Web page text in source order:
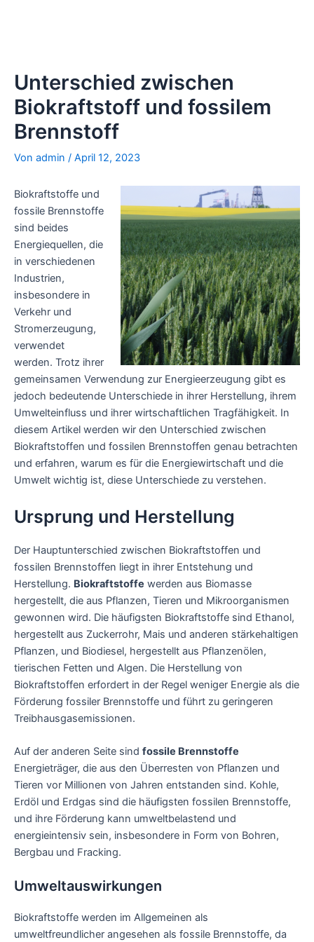
Unterschied zwischen
Biokraftstoff und fossilem
Brennstoff
Von admin / April 12, 2023
Biokraftstoffe und
fossile Brennstoffe
sind beides
Energiequellen, die
in verschiedenen
Industrien,
insbesondere in
Verkehr und
Stromerzeugung,
verwendet
werden. Trotz ihrer
gemeinsamen Verwendung zur Energieerzeugung gibt es
jedoch bedeutende Unterschiede in ihrer Herstellung, ihrem
Umwelteinfluss und ihrer wirtschaftlichen Tragfähigkeit. In
diesem Artikel werden wir den Unterschied zwischen
Biokraftstoffen und fossilen Brennstoffen genau betrachten
und erfahren, warum es für die Energiewirtschaft und die
Umwelt wichtig ist, diese Unterschiede zu verstehen.
Ursprung und Herstellung
Der Hauptunterschied zwischen Biokraftstoffen und
fossilen Brennstoffen liegt in ihrer Entstehung und
Herstellung. Biokraftstoffe werden aus Biomasse
hergestellt, die aus Pflanzen, Tieren und Mikroorganismen
gewonnen wird. Die häufigsten Biokraftstoffe sind Ethanol,
hergestellt aus Zuckerrohr, Mais und anderen stärkehaltigen
Pflanzen, und Biodiesel, hergestellt aus Pflanzenölen,
tierischen Fetten und Algen. Die Herstellung von
Biokraftstoffen erfordert in der Regel weniger Energie als die
Förderung fossiler Brennstoffe und führt zu geringeren
Treibhausgasemissionen.
Auf der anderen Seite sind fossile Brennstoffe
Energieträger, die aus den Überresten von Pflanzen und
Tieren vor Millionen von Jahren entstanden sind. Kohle,
Erdöl und Erdgas sind die häufigsten fossilen Brennstoffe,
und ihre Förderung kann umweltbelastend und
energieintensiv sein, insbesondere in Form von Bohren,
Bergbau und Fracking.
Umweltauswirkungen
Biokraftstoffe werden im Allgemeinen als
umweltfreundlicher angesehen als fossile Brennstoffe, da